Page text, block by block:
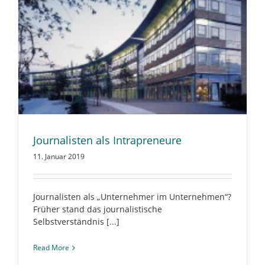
Journalisten als Intrapreneure
11. Januar 2019
Journalisten als „Unternehmer im Unternehmen“?
Früher stand das journalistische
Selbstverständnis [...]
Read More